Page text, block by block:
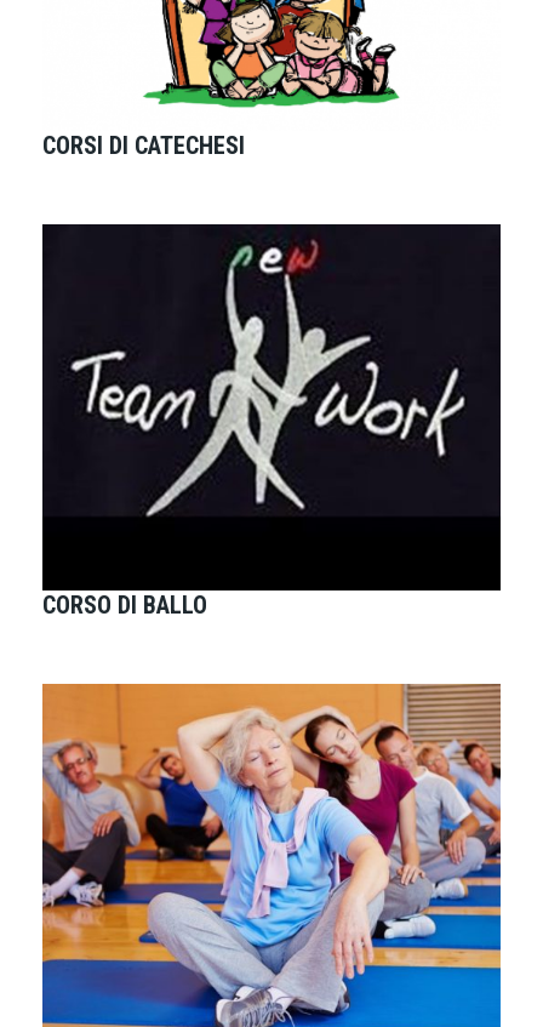
CORSI DI CATECHESI
CORSO DI BALLO